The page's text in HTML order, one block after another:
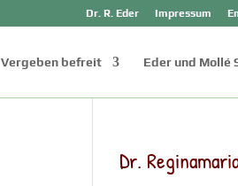
Dr. R. Eder Impressum
Vergeben befreit Eder und Mollé
Dr.